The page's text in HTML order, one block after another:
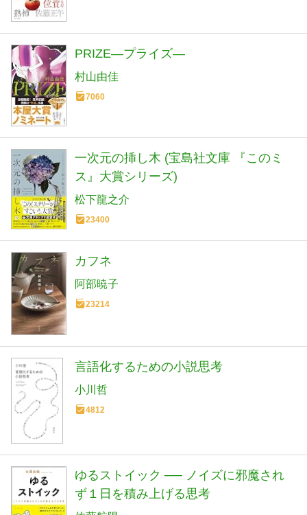
PRIZE―プライズ―
村山由佳
7060
一次元の挿し木 (宝島社文庫 『このミ
ス』大賞シリーズ)
松下龍之介
23400
カフネ
阿部暁子
23214
言語化するための小説思考
小川哲
4812
ゆるストイック ── ノイズに邪魔され
ず１日を積み上げる思考